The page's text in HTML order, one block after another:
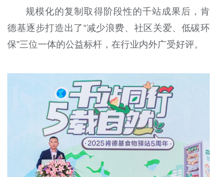
规模化的复制取得阶段性的千站成果后，肯
德基逐步打造出了“减少浪费、社区关爱、低碳环
保”三位一体的公益标杆，在行业内外广受好评。